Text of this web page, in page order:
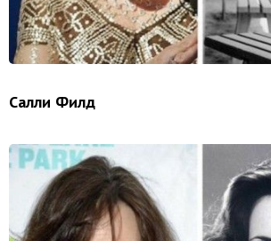
Салли Филд